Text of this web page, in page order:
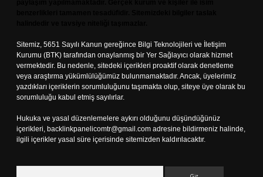
Sitemiz, 5651 Sayılı Kanun gereğince Bilgi Teknolojileri ve İletişim
Kurumu (BTK) tarafından onaylanmış bir Yer Sağlayıcı olarak hizmet
vermektedir. Bu nedenle, sitedeki içerikleri proaktif olarak denetleme
veya araştırma yükümlülüğümüz bulunmamaktadır. Ancak, üyelerimiz
yazdıkları içeriklerin sorumluluğunu taşımakta olup, siteye üye olarak bu
sorumluluğu kabul etmiş sayılırlar.
Hukuka ve yasal düzenlemelere aykırı olduğunu düşündüğünüz
içerikleri, backlinkpanelicomtr@gmail.com adresine bildirmeniz halinde,
ilgili içerikler yasal süre içerisinde sitemizden kaldırılacaktır.